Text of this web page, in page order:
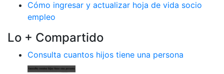
Cómo ingresar y actualizar hoja de vida socio
empleo
Lo + Compartido
Consulta cuantos hijos tiene una persona